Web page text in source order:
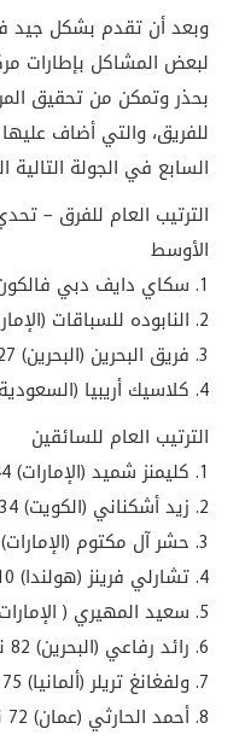
وبعد أن تقدم بشكل جيد
لبعض المشاكل بإطارات
بحذر وتمكن من تحقيق
للفريق، والتي أضاف
السابع في الجولة التالية
الأوسط
1. سكاي دايف دبي فالكون (الإمارات) 225 نقطة
2. النابوده للسباقات (الإمارات) 216 نقطة
3. فريق البحرين (البحرين) 127 نقطة
4. كلاسيك أريبيا (السعودية) 111 نقطة
الترتيب العام للسائقين
1. كليمنز شميد (الإمارات) 144 نقطة
2. زيد أشكناني (الكويت) 134 نقطة
3. حشر آل مكتوم (الإمارات) 118 نقطة
4. تشارلي فرينز (هولندا) 110 نقطة
5. سعيد المهيري ( الإمارات) 107 نقطة
6. رائد رفاعي (البحرين) 82 نقطة
7. ولفغانغ تريلر (ألمانيا) 75 نقطة
8. أحمد الحارثي (عمان) 72 نقطة